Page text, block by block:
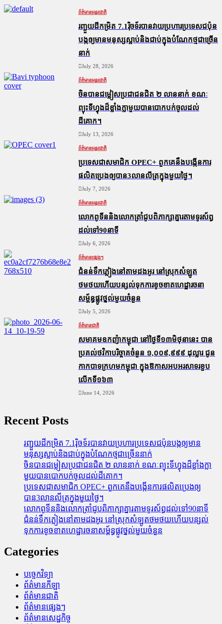
ព័ត៌មានអន្តរជាតិ
រញ្ជួយដីកម្រិត​ 7.1រ៉ិចទ័របានវាយប្រហារប្រទេសជប៉ុន
បង្កឲ្យមានមនុស្សស្លាប់​និង​ជាប់ក្នុងបំណែកថ្មជាច្រើន
នាក់
July 28, 2026
ព័ត៌មានអន្តរជាតិ
ចិនបានជម្លៀសប្រជាជនជិត ២ លាននាក់ ខណៈ
ព្យុះទីហ្វុងដ៏ខ្លាំងក្លាមួយបានបោកបក់ចូលដល់
ដីគោក។
July 13, 2026
ព័ត៌មានអន្តរជាតិ
ប្រទេសជាសមាជិក OPEC+​ ពួកគេនឹងបង្កើនការ
ផលិតប្រេងឲ្យបាន3លានលីត្រក្នុងមួយថ្ងៃ។
July 7, 2026
ព័ត៌មានអន្តរជាតិ
លោកពូទីននិងលោកត្រាំជូបពិភាក្សាគ្នារតាមទូរស័ព្ធ
ដល់ទៅ90នាទី
July 6, 2026
ព័ត៌មានផ្សេងៗ
ជំនន់​ទឹកភ្លៀង​នៅ​តាម​ដងអូរ​ នៅ​ស្រុក​សំឡូត​
ថមថយ​ហើយ​បន្សល់​ទុក​ការ​ខូចខាត​ហេដ្ឋារចនា
សម្ព័ន្ធ​ផ្លូវថ្នល់​មួយ​ចំនួន
July 5, 2026
ព័ត៌មានជាតិ
សមាគមឧកញ៉ាកម្ពុជា នៅថ្ងៃទី១៣មិថុនានេះ បាន
ប្រគល់ថវិកាបរិច្ចាគចំនួន ១,០០៩,៩៩៩ ដុល្លារ ជូន
កាកបាទក្រហមកម្ពុជា ក្នុងឱកាសអបអរសាទរខួប
លើកទី១៦៣
June 14, 2026
Recent Posts
រញ្ជួយដីកម្រិត​ 7.1រ៉ិចទ័របានវាយប្រហារប្រទេសជប៉ុនបង្កឲ្យមាន
មនុស្សស្លាប់​និង​ជាប់ក្នុងបំណែកថ្មជាច្រើននាក់
ចិនបានជម្លៀសប្រជាជនជិត ២ លាននាក់ ខណៈព្យុះទីហ្វុងដ៏ខ្លាំងក្លា
មួយបានបោកបក់ចូលដល់ដីគោក។
ប្រទេសជាសមាជិក OPEC+​ ពួកគេនឹងបង្កើនការផលិតប្រេងឲ្យ
បាន3លានលីត្រក្នុងមួយថ្ងៃ។
លោកពូទីននិងលោកត្រាំជូបពិភាក្សាគ្នារតាមទូរស័ព្ធដល់ទៅ90នាទី
ជំនន់​ទឹកភ្លៀង​នៅ​តាម​ដងអូរ​ នៅ​ស្រុក​សំឡូត​ថមថយ​ហើយ​បន្សល់​
ទុក​ការ​ខូចខាត​ហេដ្ឋារចនាសម្ព័ន្ធ​ផ្លូវថ្នល់​មួយ​ចំនួន
Categories
បច្ចេកវិទ្យា
ព័ត៌មានកីឡា
ព័ត៌មានជាតិ
ព័ត៌មានផ្សេងៗ
ព័ត៌មានសេដ្ឋកិច្ច